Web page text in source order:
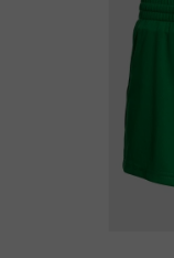
hvězdiček.